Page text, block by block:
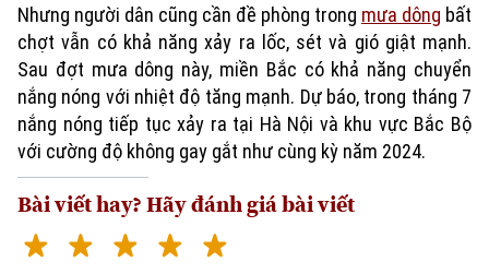
Xu hướng
Nhưng người dân cũng cần đề phòng trong mưa dông bất
chợt vẫn có khả năng xảy ra lốc, sét và gió giật mạnh.
Sau đợt mưa dông này, miền Bắc có khả năng chuyển
nắng nóng với nhiệt độ tăng mạnh. Dự báo, trong tháng 7
nắng nóng tiếp tục xảy ra tại Hà Nội và khu vực Bắc Bộ
với cường độ không gay gắt như cùng kỳ năm 2024.
Bài viết hay? Hãy đánh giá bài viết